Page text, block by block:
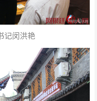
记闵洪艳